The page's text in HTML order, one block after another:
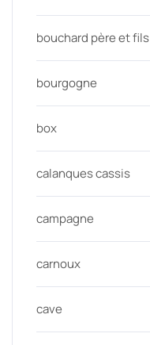
bouchard père et fils
bourgogne
box
calanques cassis
campagne
carnoux
cave